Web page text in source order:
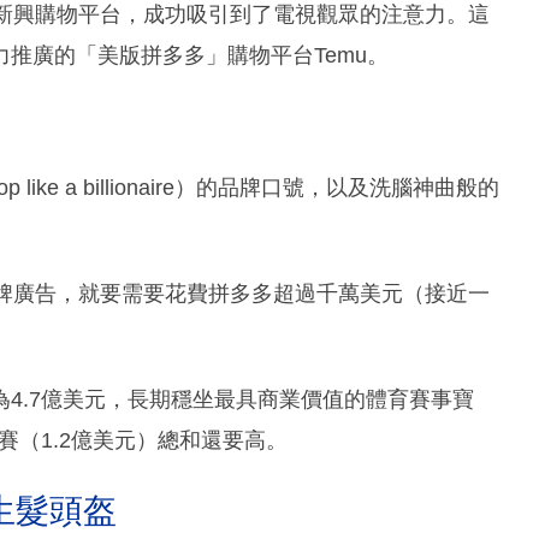
購物平台，成功吸引到了電視觀眾的注意力。這
廣的「美版拼多多」購物平台Temu。
like a billionaire）的品牌口號，以及洗腦神曲般的
告，就要需要花費拼多多超過千萬美元（接近一
億美元，長期穩坐最具商業價值的體育賽事寶
（1.2億美元）總和還要高。
髮頭盔